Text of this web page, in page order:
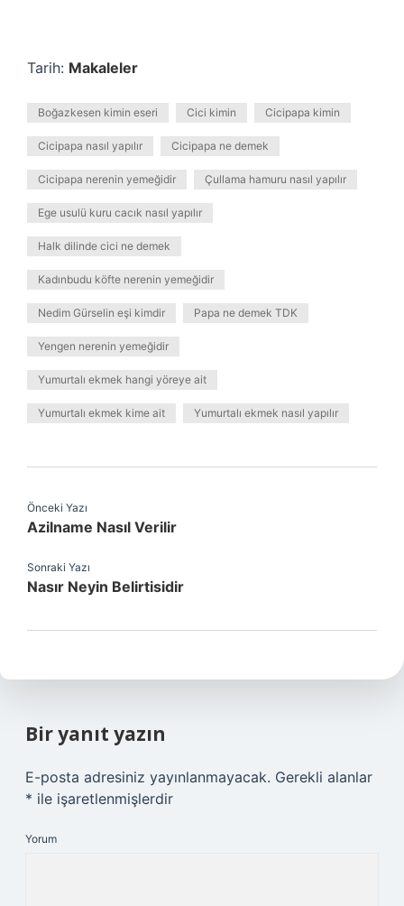
Tarih: Makaleler
Boğazkesen kimin eseri Cici kimin Cicipapa kimin
Cicipapa nasıl yapılır Cicipapa ne demek
Cicipapa nerenin yemeğidir Çullama hamuru nasıl yapılır
Ege usulü kuru cacık nasıl yapılır
Halk dilinde cici ne demek
Kadınbudu köfte nerenin yemeğidir
Nedim Gürselin eşi kimdir Papa ne demek TDK
Yengen nerenin yemeğidir
Yumurtalı ekmek hangi yöreye ait
Yumurtalı ekmek kime ait Yumurtalı ekmek nasıl yapılır
Önceki Yazı
Azilname Nasıl Verilir
Sonraki Yazı
Nasır Neyin Belirtisidir
Bir yanıt yazın
E-posta adresiniz yayınlanmayacak. Gerekli alanlar
* ile işaretlenmişlerdir
Yorum